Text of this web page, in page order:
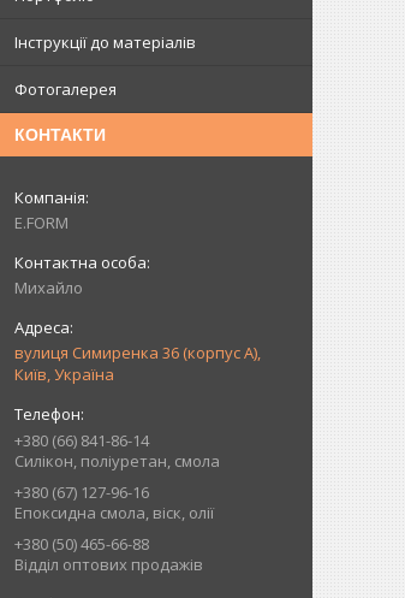
Інструкції до матеріалів
Фотогалерея
КОНТАКТИ
E.FORM
Михайло
вулиця Симиренка 36 (корпус А),
Київ, Україна
+380 (66) 841-86-14
Силікон, поліуретан, смола
+380 (67) 127-96-16
Епоксидна смола, віск, олії
+380 (50) 465-66-88
Відділ оптових продажів